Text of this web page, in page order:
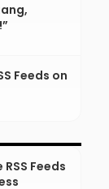
Feeds on
Feeds